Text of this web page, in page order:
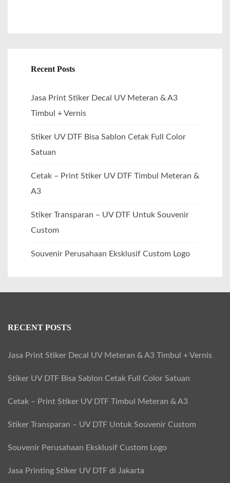
Recent Posts
Jasa Print Stiker Decal UV Meteran & A3
Timbul + Vernis
Stiker UV DTF Bisa Sablon Cetak Full Color
Satuan
Cetak – Print Stiker UV DTF Timbul Meteran &
A3
Stiker Transparan – UV DTF Untuk Souvenir
Custom
Souvenir Perusahaan Eksklusif Custom Logo
RECENT POSTS
Jasa Print Stiker Decal UV Meteran & A3 Timbul + Vernis
Stiker UV DTF Bisa Sablon Cetak Full Color Satuan
Cetak – Print Stiker UV DTF Timbul Meteran & A3
Stiker Transparan – UV DTF Untuk Souvenir Custom
Souvenir Perusahaan Eksklusif Custom Logo
Jasa Printing Stiker UV DTF di Jakarta